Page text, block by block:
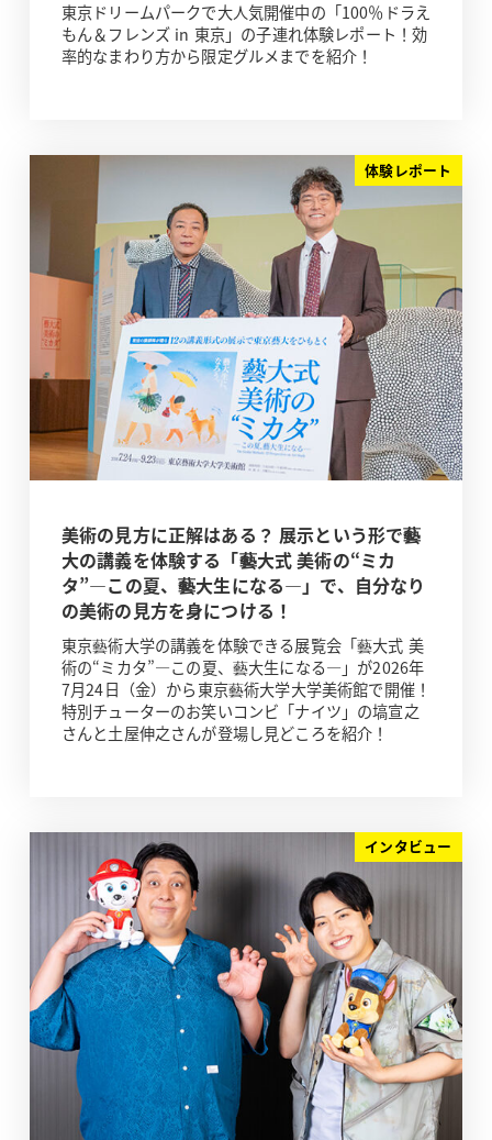
東京ドリームパークで大人気開催中の「100％ドラえ
もん＆フレンズ in 東京」の子連れ体験レポート！効
率的なまわり方から限定グルメまでを紹介！
体験レポート
美術の見方に正解はある？ 展示という形で藝
大の講義を体験する「藝大式 美術の“ミカ
タ”―この夏、藝大生になる―」で、自分なり
の美術の見方を身につける！
東京藝術大学の講義を体験できる展覧会「藝大式 美
術の“ミカタ”―この夏、藝大生になる―」が2026年
7月24日（金）から東京藝術大学大学美術館で開催！
特別チューターのお笑いコンビ「ナイツ」の塙宣之
さんと土屋伸之さんが登場し見どころを紹介！
インタビュー